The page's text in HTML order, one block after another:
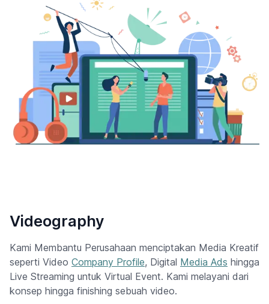
Videography
Kami Membantu Perusahaan menciptakan Media Kreatif
seperti Video Company Profile, Digital Media Ads hingga
Live Streaming untuk Virtual Event. Kami melayani dari
konsep hingga finishing sebuah video.